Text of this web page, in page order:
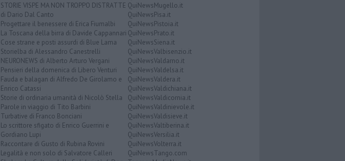
STORIE VISPE MA NON TROPPO DISTRATTE
di Dario Dal Canto
Progettare il benessere di Erica Fiumalbi
La Toscana della birra di Davide Cappannari
Cose strane e posti assurdi di Blue Lama
Storielba di Alessandro Canestrelli
NEURONEWS di Alberto Arturo Vergani
Pensieri della domenica di Libero Venturi
Fauda e balagan di Alfredo De Girolamo e
Enrico Catassi
Storie di ordinaria umanità di Nicolò Stella
Parole in viaggio di Tito Barbini
Turbative di Franco Bonciani
Lo scrittore sfigato di Enrico Guerrini e
Gordiano Lupi
Raccontare di Gusto di Rubina Rovini
Legalità e non solo di Salvatore Calleri
QuiNewsMugello.it
QuiNewsPisa.it
QuiNewsPistoia.it
QuiNewsPrato.it
QuiNewsSiena.it
QuiNewsValbisenzio.it
QuiNewsValdarno.it
QuiNewsValdelsa.it
QuiNewsValdera.it
QuiNewsValdichiana.it
QuiNewsValdicornia.it
QuiNewsValdinievole.it
QuiNewsValdisieve.it
QuiNewsValtiberina.it
QuiNewsVersilia.it
QuiNewsVolterra.it
QuiNewsTango.com